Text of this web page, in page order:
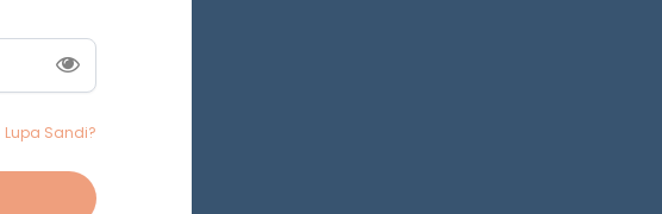
Lupa Sandi?